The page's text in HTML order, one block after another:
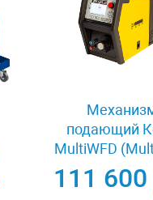
подающий
MultiWFD
5000P)
111 600